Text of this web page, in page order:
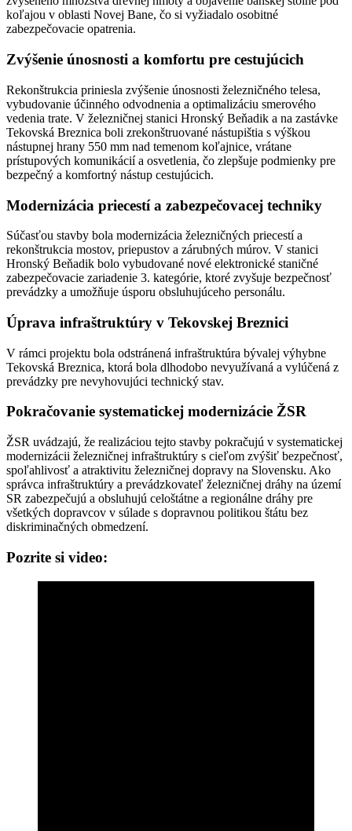
koľajou v oblasti Novej Bane, čo si vyžiadalo osobitné
zabezpečovacie opatrenia.
Zvýšenie únosnosti a komfortu pre cestujúcich
Rekonštrukcia priniesla zvýšenie únosnosti železničného telesa,
vybudovanie účinného odvodnenia a optimalizáciu smerového
vedenia trate. V železničnej stanici Hronský Beňadik a na zastávke
Tekovská Breznica boli zrekonštruované nástupištia s výškou
nástupnej hrany 550 mm nad temenom koľajnice, vrátane
prístupových komunikácií a osvetlenia, čo zlepšuje podmienky pre
bezpečný a komfortný nástup cestujúcich.
Modernizácia priecestí a zabezpečovacej techniky
Súčasťou stavby bola modernizácia železničných priecestí a
rekonštrukcia mostov, priepustov a zárubných múrov. V stanici
Hronský Beňadik bolo vybudované nové elektronické staničné
zabezpečovacie zariadenie 3. kategórie, ktoré zvyšuje bezpečnosť
prevádzky a umožňuje úsporu obsluhujúceho personálu.
Úprava infraštruktúry v Tekovskej Breznici
V rámci projektu bola odstránená infraštruktúra bývalej výhybne
Tekovská Breznica, ktorá bola dlhodobo nevyužívaná a vylúčená z
prevádzky pre nevyhovujúci technický stav.
Pokračovanie systematickej modernizácie ŽSR
ŽSR uvádzajú, že realizáciou tejto stavby pokračujú v systematickej
modernizácii železničnej infraštruktúry s cieľom zvýšiť bezpečnosť,
spoľahlivosť a atraktivitu železničnej dopravy na Slovensku. Ako
správca infraštruktúry a prevádzkovateľ železničnej dráhy na území
SR zabezpečujú a obsluhujú celoštátne a regionálne dráhy pre
všetkých dopravcov v súlade s dopravnou politikou štátu bez
diskriminačných obmedzení.
Pozrite si video: